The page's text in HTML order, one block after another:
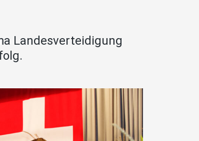
Landesverteidigung